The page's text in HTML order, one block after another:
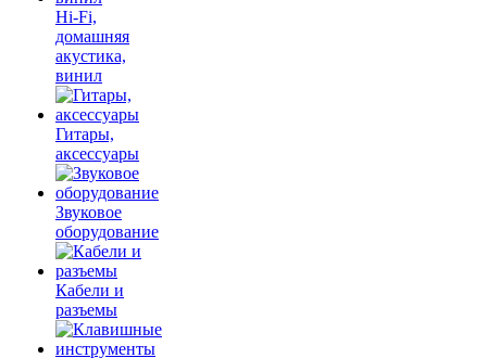
Hi-Fi,
домашняя
акустика,
винил
Гитары,
аксессуары
Звуковое
оборудование
Кабели и
разъемы